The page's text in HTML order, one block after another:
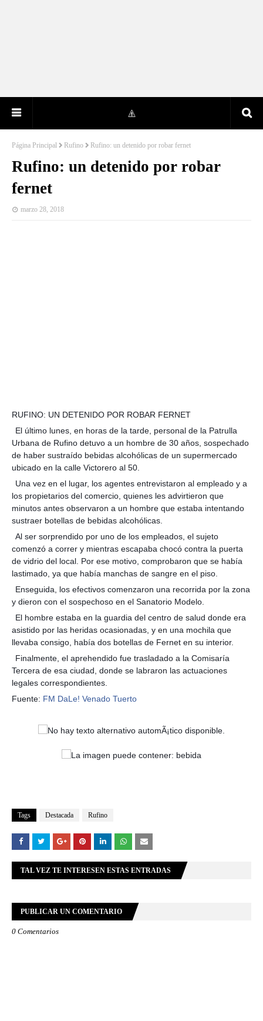
Página Principal Rufino Rufino: un detenido por robar fernet
Rufino: un detenido por robar
fernet
marzo 28, 2018
RUFINO: UN DETENIDO POR ROBAR FERNET
El último lunes, en horas de la tarde, personal de la Patrulla
Urbana de Rufino detuvo a un hombre de 30 años, sospechado
de haber sustraído bebidas alcohólicas de un supermercado
ubicado en la calle Victorero al 50.
Una vez en el lugar, los agentes entrevistaron al empleado y a
los propietarios del comercio, quienes les advirtieron que
minutos antes observaron a un hombre que estaba intentando
sustraer botellas de bebidas alcohólicas.
Al ser sorprendido por uno de los empleados, el sujeto
comenzó a correr y mientras escapaba chocó contra la puerta
de vidrio del local. Por ese motivo, comprobaron que se había
lastimado, ya que había manchas de sangre en el piso.
Enseguida, los efectivos comenzaron una recorrida por la zona
y dieron con el sospechoso en el Sanatorio Modelo.
El hombre estaba en la guardia del centro de salud donde era
asistido por las heridas ocasionadas, y en una mochila que
llevaba consigo, había dos botellas de Fernet en su interior.
Finalmente, el aprehendido fue trasladado a la Comisaría
Tercera de esa ciudad, donde se labraron las actuaciones
legales correspondientes.
Fuente: FM DaLe! Venado Tuerto
Tags Destacada Rufino
TAL VEZ TE INTERESEN ESTAS ENTRADAS
PUBLICAR UN COMENTARIO
0 Comentarios